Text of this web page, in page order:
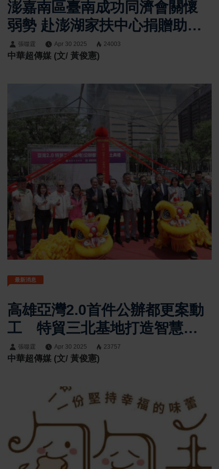
澎嘉南區臺南成功同濟會關懷
弱勢 赴澎湖家扶中心捐贈助學
金張噬霆 Apr 30 2025 24003
中華超傳媒 (文/ 黃俊憲)
最新消息
高雄亞灣2.0首件公辦都更案動
工 特貿三北基地打造智慧淨
零新地標
張噬霆 Apr 30 2025 23757
中華超傳媒 (文/ 黃俊憲)